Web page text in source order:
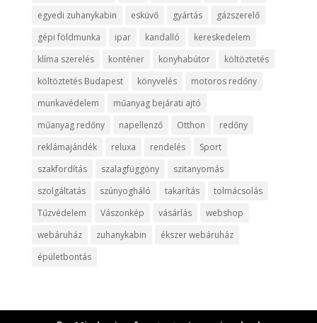
egyedi zuhanykabin
esküvő gyártás
gázszerelő
gépi földmunka
ipar kandalló
kereskedelem
klíma szerelés
konténer konyhabútor
költöztetés
költöztetés Budapest
könyvelés
motoros redőny
munkavédelem
műanyag bejárati ajtó
műanyag redőny
napellenző Otthon
redőny
reklámajándék
reluxa rendelés
Sport
szakfordítás
szalagfüggöny
szitanyomás
szolgáltatás
szúnyogháló takarítás
tolmácsolás
Tűzvédelem
Vászonkép vásárlás
webshop
webáruház
zuhanykabin
ékszer webáruház
épületbontás